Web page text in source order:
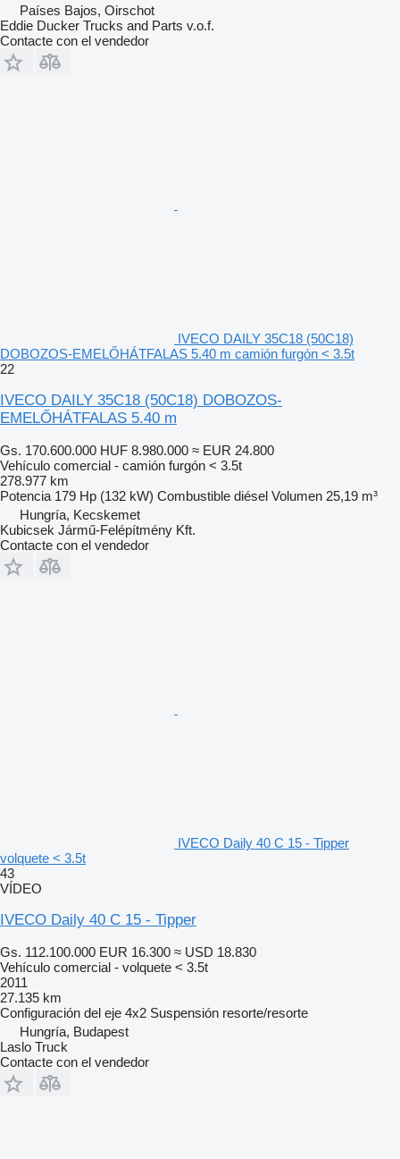
Países Bajos, Oirschot
Eddie Ducker Trucks and Parts v.o.f.
Contacte con el vendedor
IVECO DAILY 35C18 (50C18)
DOBOZOS-EMELŐHÁTFALAS 5.40 m camión furgón < 3.5t
22
IVECO DAILY 35C18 (50C18) DOBOZOS-
EMELŐHÁTFALAS 5.40 m
Gs. 170.600.000 HUF 8.980.000 ≈ EUR 24.800
Vehículo comercial - camión furgón < 3.5t
278.977 km
Potencia 179 Hp (132 kW) Combustible diésel Volumen 25,19 m³
Hungría, Kecskemet
Kubicsek Jármű-Felépítmény Kft.
Contacte con el vendedor
IVECO Daily 40 C 15 - Tipper
volquete < 3.5t
43
VÍDEO
IVECO Daily 40 C 15 - Tipper
Gs. 112.100.000 EUR 16.300 ≈ USD 18.830
Vehículo comercial - volquete < 3.5t
2011
27.135 km
Configuración del eje 4x2 Suspensión resorte/resorte
Hungría, Budapest
Laslo Truck
Contacte con el vendedor